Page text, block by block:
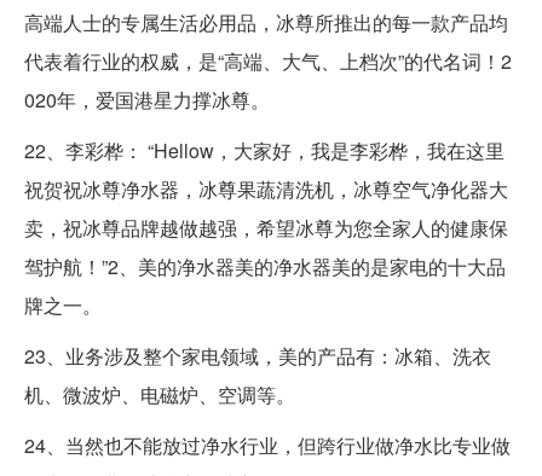
高端人士的专属生活必用品，冰尊所推出的每一款产品均
代表着行业的权威，是“高端、大气、上档次”的代名词！2
020年，爱国港星力撑冰尊。
22、李彩桦： “Hellow，大家好，我是李彩桦，我在这里
祝贺祝冰尊净水器，冰尊果蔬清洗机，冰尊空气净化器大
卖，祝冰尊品牌越做越强，希望冰尊为您全家人的健康保
驾护航！”2、美的净水器美的净水器美的是家电的十大品
牌之一。
23、业务涉及整个家电领域，美的产品有：冰箱、洗衣
机、微波炉、电磁炉、空调等。
24、当然也不能放过净水行业，但跨行业做净水比专业做